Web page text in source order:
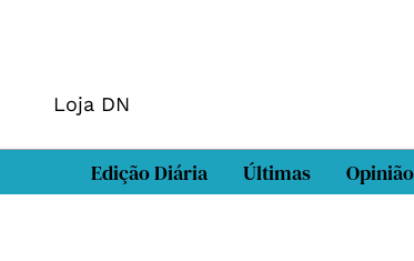
Loja DN
Edição Diária Últimas Opinião